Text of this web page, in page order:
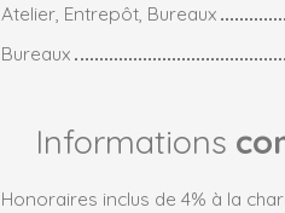
Atelier, Entrepôt, Bureaux
Bureaux
Informations
Honoraires inclus de 4% à la